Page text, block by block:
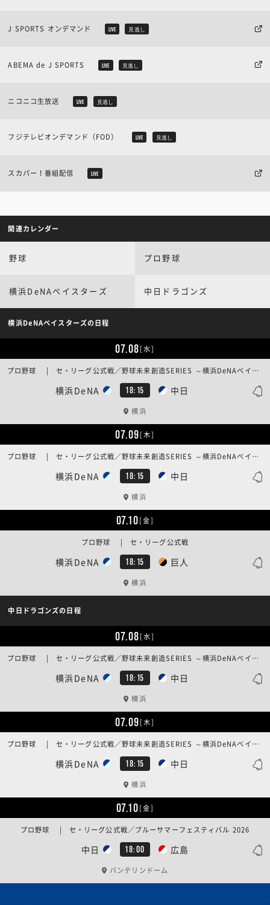
J SPORTS オンデマンド LIVE 見逃し
ABEMA de J SPORTS LIVE 見逃し
ニコニコ生放送 LIVE 見逃し
フジテレビオンデマンド（FOD） LIVE 見逃し
スカパー！番組配信 LIVE
関連カレンダー
野球 プロ野球
横浜DeNAベイスターズ 中日ドラゴンズ
横浜DeNAベイスターズの日程
07.08[水]
横浜DeNA 18:15 中日
プロ野球 | セ・リーグ公式戦／野球未来創造SERIES ～横浜DeNAベイスターズ 15th ANNIVERSARY GAME～
横浜
07.09[木]
横浜DeNA 18:15 中日
プロ野球 | セ・リーグ公式戦／野球未来創造SERIES ～横浜DeNAベイスターズ 15th ANNIVERSARY GAME～
横浜
07.10[金]
横浜DeNA 18:15 巨人
プロ野球 | セ・リーグ公式戦
横浜
中日ドラゴンズの日程
07.08[水]
横浜DeNA 18:15 中日
プロ野球 | セ・リーグ公式戦／野球未来創造SERIES ～横浜DeNAベイスターズ 15th ANNIVERSARY GAME～
横浜
07.09[木]
横浜DeNA 18:15 中日
プロ野球 | セ・リーグ公式戦／野球未来創造SERIES ～横浜DeNAベイスターズ 15th ANNIVERSARY GAME～
横浜
07.10[金]
中日 18:00 広島
プロ野球 | セ・リーグ公式戦／ブルーサマーフェスティバル 2026
バンテリンドーム